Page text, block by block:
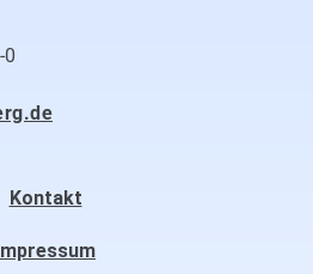
Kontakt
Impressum